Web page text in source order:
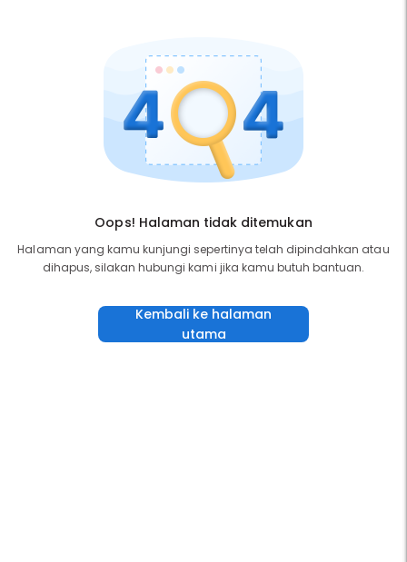
Oops! Halaman tidak ditemukan
Halaman yang kamu kunjungi sepertinya telah dipindahkan atau
dihapus, silakan hubungi kami jika kamu butuh bantuan.
Kembali ke halaman
utama